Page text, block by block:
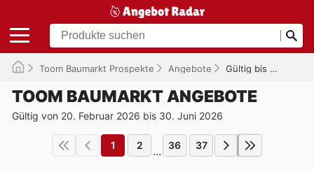
Toom Baumarkt Prospekte Angebote Gültig bis 30.06.2026
TOOM BAUMARKT ANGEBOTE
Gültig von 20. Februar 2026 bis 30. Juni 2026
1 2 ... 36 37